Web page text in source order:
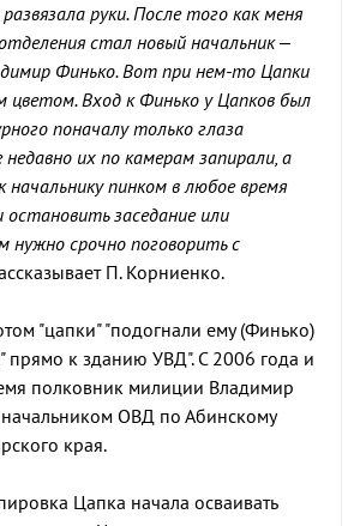
руки. После того как меня
стал новый начальник –
Финько. Вот при нем-то Цапки
цветом. Вход к Финько у Цапков был
поначалу только глаза
недавно их по камерам запирали, а
начальнику пинком в любое время
заседание или
нужно срочно поговорить с
П. Корниенко.
"цапки" "подогнали ему (Финько)
прямо к зданию УВД". С 2006 года и
полковник милиции Владимир
ОВД по Абинскому
края.
Цапка начала осваивать